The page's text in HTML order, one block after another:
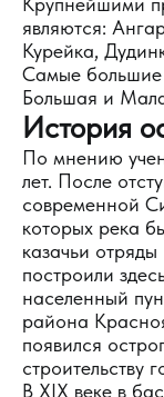
являются:
Курейка,
Самые большие
Большая и
История
По мнению
лет. После
современной
которых река
казачьи
построили
населенный
района
появился
строительству
В XIX веке в